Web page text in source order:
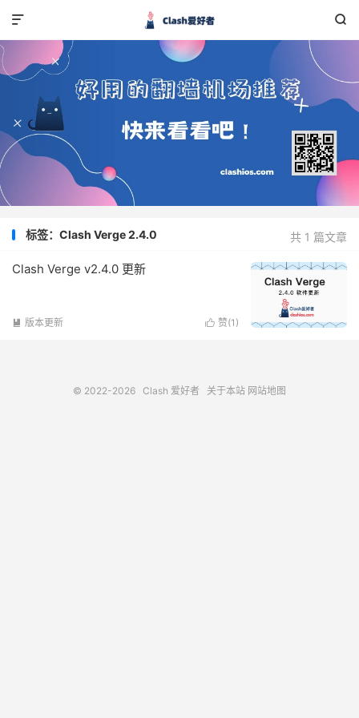


共 1 篇文章
标签：Clash Verge 2.4.0
Clash Verge v2.4.0 更新
 赞(1 )
 版本更新
© 2022-2026 Clash 爱好者 关于本站 网站地图